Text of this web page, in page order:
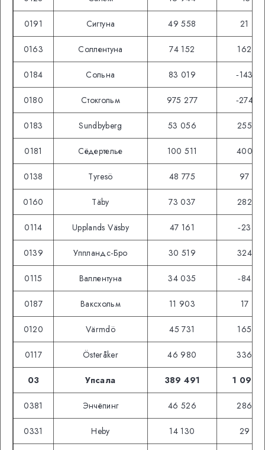
0191 Сигтуна 49 558 21
0163 Соллентуна 74 152 162
0184 Сольна 83 019 ‑143
0180 Стокгольм 975 277 ‑274
0183 Sundbyberg 53 056 255
0181 Сёдертелье 100 511 400
0138 Tyresö 48 775 97
0160 Täby 73 037 282
0114 Upplands Väsby 47 161 ‑23
0139 Уппландс-Бро 30 519 324
0115 Валлентуна 34 035 ‑84
0187 Ваксхольм 11 903 17
0120 Värmdö 45 731 165
0117 Österåker 46 980 336
03 Упсала 389 491 1 097
0381 Энчёпинг 46 526 286
0331 Heby 14 130 29